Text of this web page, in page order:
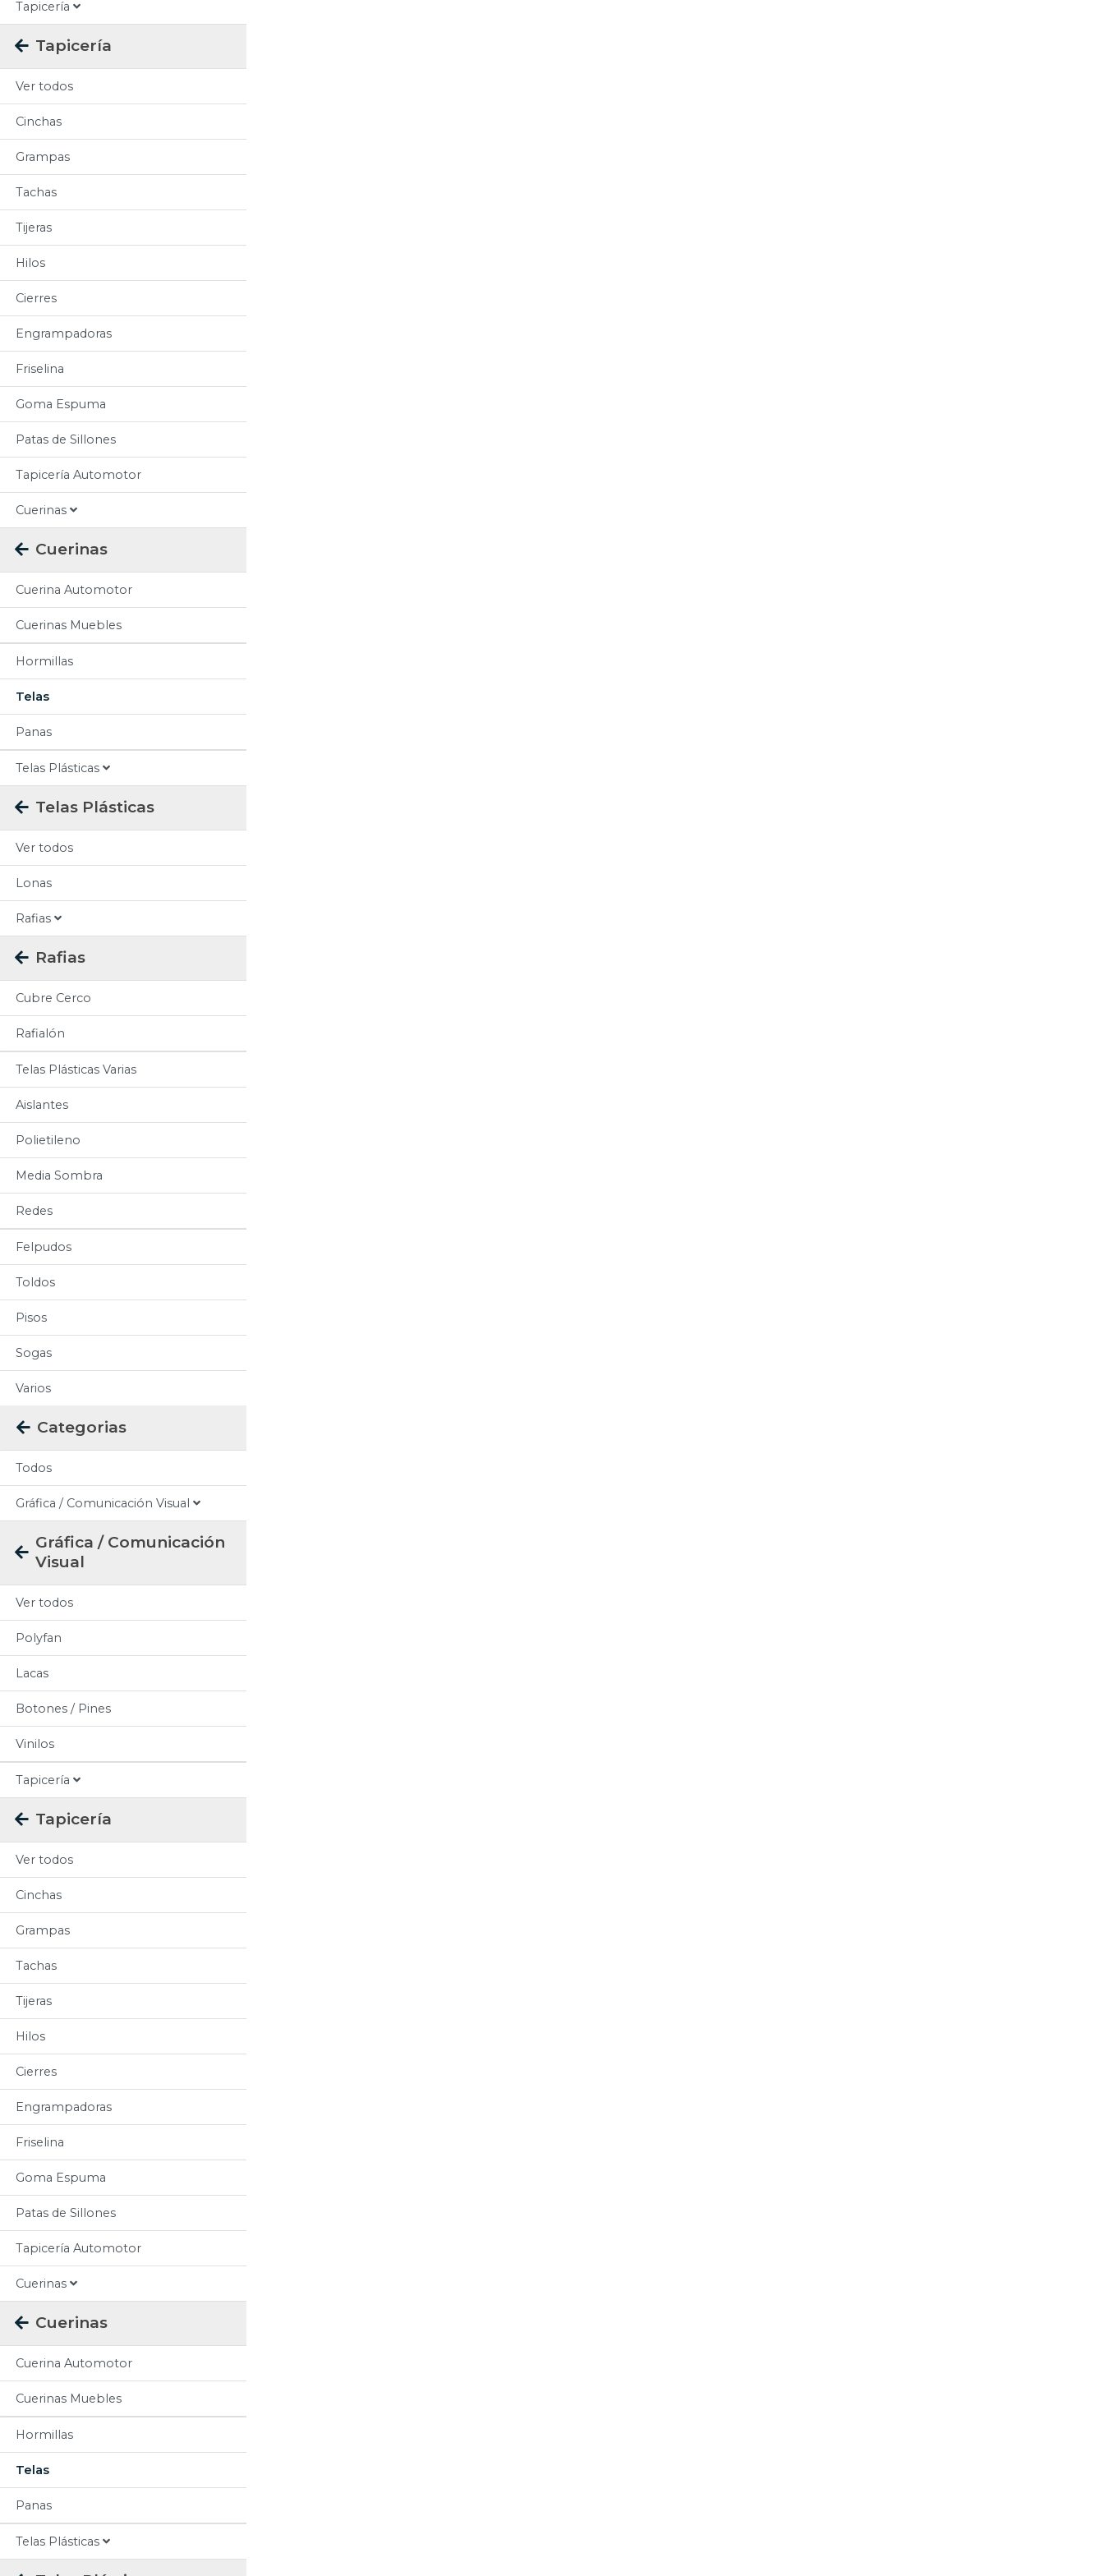
Tapicería
Tapicería
Ver todos
Cinchas
Grampas
Tachas
Tijeras
Hilos
Cierres
Engrampadoras
Friselina
Goma Espuma
Patas de Sillones
Tapicería Automotor
Cuerinas
Cuerinas
Cuerina Automotor
Cuerinas Muebles
Hormillas
Telas
Panas
Telas Plásticas
Telas Plásticas
Ver todos
Lonas
Rafias
Rafias
Cubre Cerco
Rafialón
Telas Plásticas Varias
Aislantes
Polietileno
Media Sombra
Redes
Felpudos
Toldos
Pisos
Sogas
Varios
Categorias
Todos
Gráfica / Comunicación Visual
Gráfica / Comunicación
Visual
Ver todos
Polyfan
Lacas
Botones / Pines
Vinilos
Tapicería
Tapicería
Ver todos
Cinchas
Grampas
Tachas
Tijeras
Hilos
Cierres
Engrampadoras
Friselina
Goma Espuma
Patas de Sillones
Tapicería Automotor
Cuerinas
Cuerinas
Cuerina Automotor
Cuerinas Muebles
Hormillas
Telas
Panas
Telas Plásticas